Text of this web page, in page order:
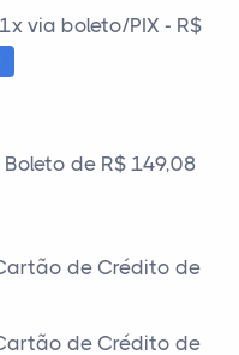
via boleto/PIX - R$
de R$ 149,08
de Crédito de
de Crédito de